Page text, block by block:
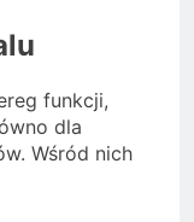
funkcji,
dla
Wśród nich